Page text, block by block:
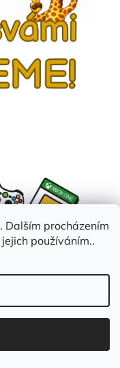
Dalším procházením
používáním..